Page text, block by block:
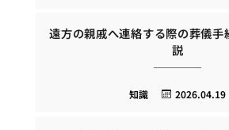
遠方の親戚へ連絡する際の葬儀手
説
2026.04.19
知識